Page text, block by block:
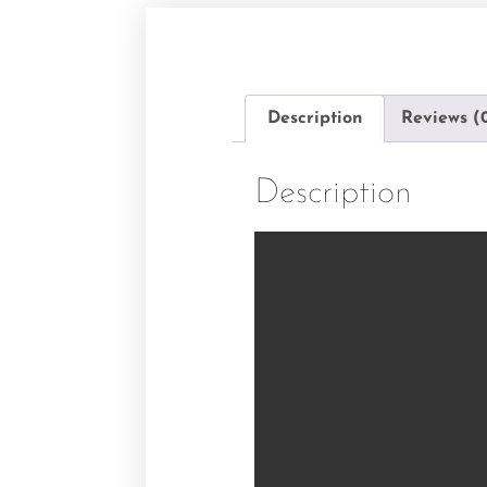
Description Reviews
Description